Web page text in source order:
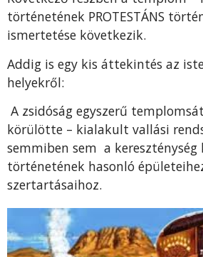
történetének PROTESTÁNS
ismertetése következik.
Addig is egy kis áttekintés az
helyekről:
A zsidóság egyszerű
körülötte – kialakult vallási
semmiben sem a kereszténység
történetének hasonló
szertartásaihoz.